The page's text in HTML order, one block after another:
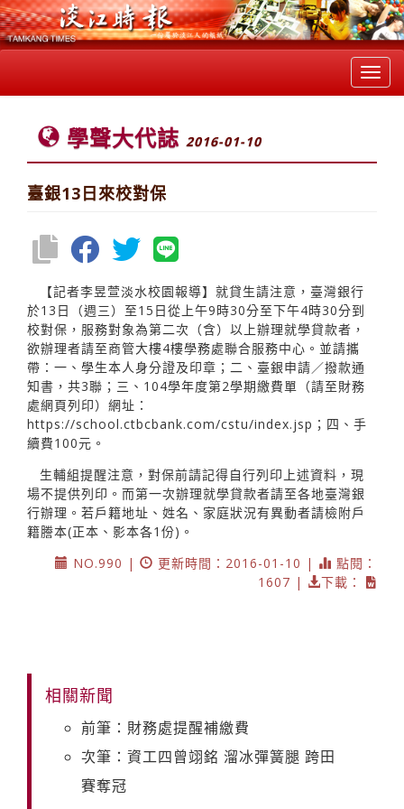
學聲大代誌 2016-01-10
臺銀13日來校對保
【記者李昱萱淡水校園報導】就貸生請注意，臺灣銀行
於13日（週三）至15日從上午9時30分至下午4時30分到
校對保，服務對象為第二次（含）以上辦理就學貸款者，
欲辦理者請至商管大樓4樓學務處聯合服務中心。並請攜
帶：一、學生本人身分證及印章；二、臺銀申請／撥款通
知書，共3聯；三、104學年度第2學期繳費單（請至財務
處網頁列印）網址：
https://school.ctbcbank.com/cstu/index.jsp；四、手
續費100元。
生輔組提醒注意，對保前請記得自行列印上述資料，現
場不提供列印。而第一次辦理就學貸款者請至各地臺灣銀
行辦理。若戶籍地址、姓名、家庭狀況有異動者請檢附戶
籍謄本(正本、影本各1份)。
NO.990 |
更新時間：2016-01-10 |
點閱：
1607 |
下載：
相關新聞
前筆：財務處提醒補繳費
次筆：資工四曾翊銘 溜冰彈簧腿 跨田
賽奪冠